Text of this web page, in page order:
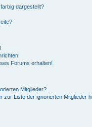
dargestellt?
Forums erhalten!
Mitglieder?
zur Liste der ignorierten Mitglieder